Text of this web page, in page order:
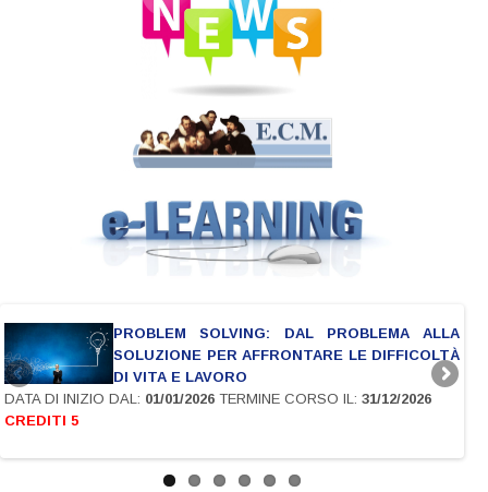
PROBLEM SOLVING: DAL PROBLEMA ALLA
SOLUZIONE PER AFFRONTARE LE DIFFICOLTÀ
DI VITA E LAVORO
DATA DI INIZIO DAL: 01/01/2026 TERMINE CORSO IL: 31/12/2026
CREDITI 5